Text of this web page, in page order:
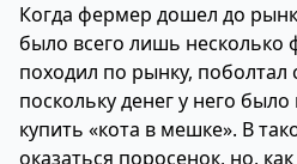
Когда фермер дошел до
было всего лишь несколько
походил по рынку, поболтал
поскольку денег у него
купить «кота в мешке». В
оказаться поросенок, но,